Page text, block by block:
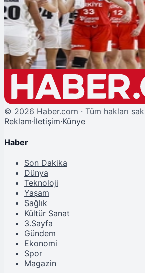
Potanın Perileri Dünya Kupası Yolunda
© 2026 Haber.com · Tüm hakları
Reklam·İletişim·Künye
Haber
Son Dakika
Dünya
Teknoloji
Yaşam
Sağlık
Kültür Sanat
3.Sayfa
Gündem
Ekonomi
Spor
Magazin